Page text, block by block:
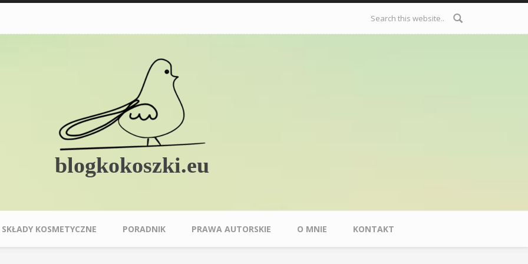
Formularz
wyszukiwania
blogkokoszki.eu
SKŁADY KOSMETYCZNE PORADNIK PRAWA AUTORSKIE O MNIE KONTAKT